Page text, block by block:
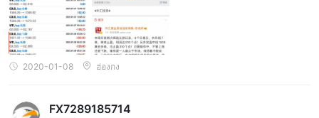
2020-01-08 ฮ่องกง
FX7289185714